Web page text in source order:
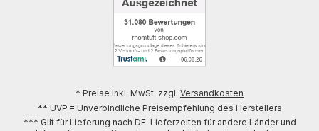
* Preise inkl. MwSt. zzgl. Versandkosten
** UVP = Unverbindliche Preisempfehlung des Herstellers
*** Gilt für Lieferung nach DE. Lieferzeiten für andere Länder und